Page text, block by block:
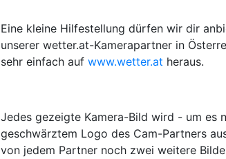
Eine kleine Hilfestellung dürfen wir dir
unserer wetter.at-Kamerapartner in
sehr einfach auf www.wetter.at heraus.
Jedes gezeigte Kamera-Bild wird - um es
geschwärztem Logo des Cam-Partners
von jedem Partner noch zwei weitere